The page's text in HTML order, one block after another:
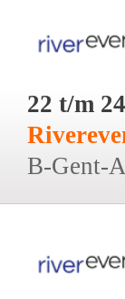
22 t/m
B-Gent-